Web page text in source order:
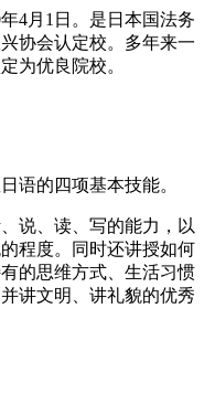
4月1日。是日本国法务
协会认定校。多年来一
为优良院校。
语的四项基本技能。
说、读、写的能力，以
程度。同时还讲授如何
的思维方式、生活习惯
讲文明、讲礼貌的优秀